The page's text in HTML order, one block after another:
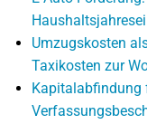
Umzugskosten
Taxikosten zur
Kapitalabfindung